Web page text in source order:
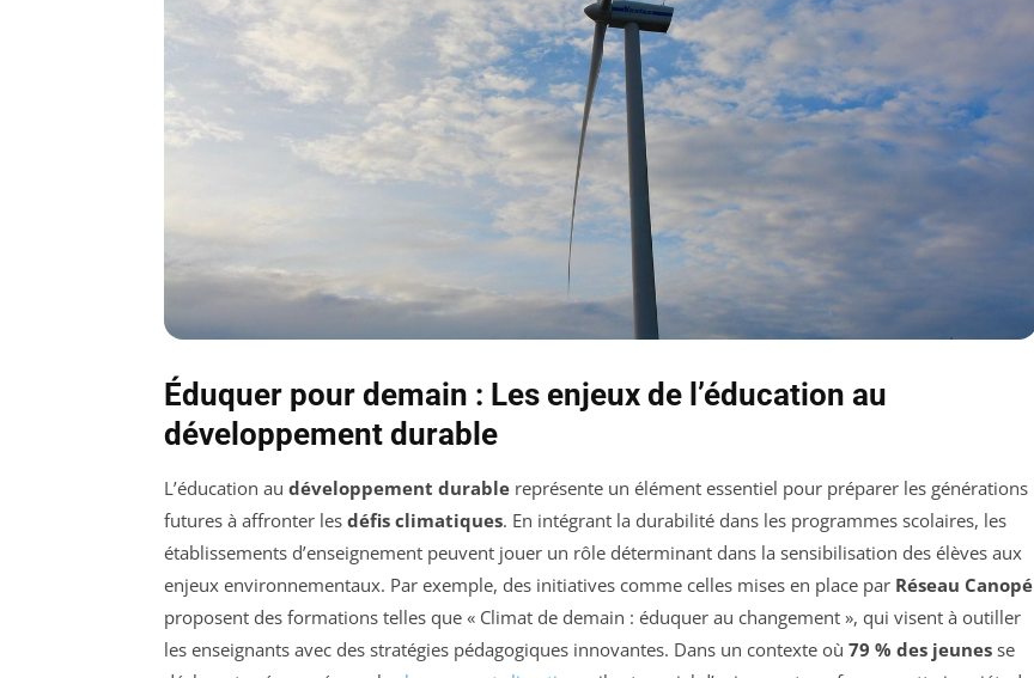
Éduquer pour demain : Les enjeux de l’éducation au
développement durable
L’éducation au développement durable représente un élément essentiel pour préparer les générations
futures à affronter les défis climatiques. En intégrant la durabilité dans les programmes scolaires, les
établissements d’enseignement peuvent jouer un rôle déterminant dans la sensibilisation des élèves aux
enjeux environnementaux. Par exemple, des initiatives comme celles mises en place par Réseau Canopé
proposent des formations telles que « Climat de demain : éduquer au changement », qui visent à outiller
les enseignants avec des stratégies pédagogiques innovantes. Dans un contexte où 79 % des jeunes se